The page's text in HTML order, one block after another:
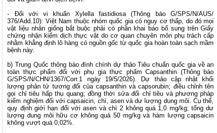
- Đối với vi khuẩn Xylella fastidiosa (Thông báo G/SPS/N/AUS/
376/Add.10): Việt Nam thuộc nhóm quốc gia có nguy cơ thấp, do đó mọi
vật liệu nhân giống bắt buộc phải có phần khai báo bổ sung trên Giấy
chứng nhận kiểm dịch thực vật do cơ quan chuyên môn phụ trách cấp
nhằm khẳng định lô hàng có nguồn gốc từ quốc gia hoàn toàn sạch mầm
bệnh này.
b) Trung Quốc thông báo đính chính dự thảo Tiêu chuẩn quốc gia về an
toàn thực phẩm đối với phụ gia thực phẩm Capsanthin (Thông báo
G/SPS/N/CHN/1367/Corr.1 ngày 19/5/2026). Dự thảo cập nhật khối
lượng phân tử tương đối của capsanthin và capsorubin; điều chỉnh tên
gọi chỉ tiêu hấp thụ quang; đồng thời sửa đổi chỉ tiêu và phương pháp
kiểm nghiệm đối với capsaicin, chì, asen và dư lượng dung môi. Cụ thể,
quy định giới hạn đối với asen và chì 2 không quá 1,0 mg/kg; tổng dư
lượng dung môi hữu cơ không quá 50 mg/kg và hàm lượng capsaicin
không vượt quá 0,02%.